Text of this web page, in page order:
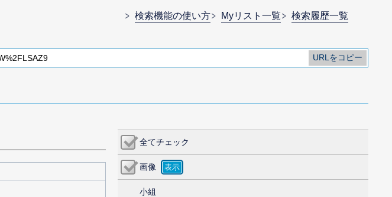
検索機能の使い方 Myリスト一覧 検索履歴一覧
全てチェック
画像
小組